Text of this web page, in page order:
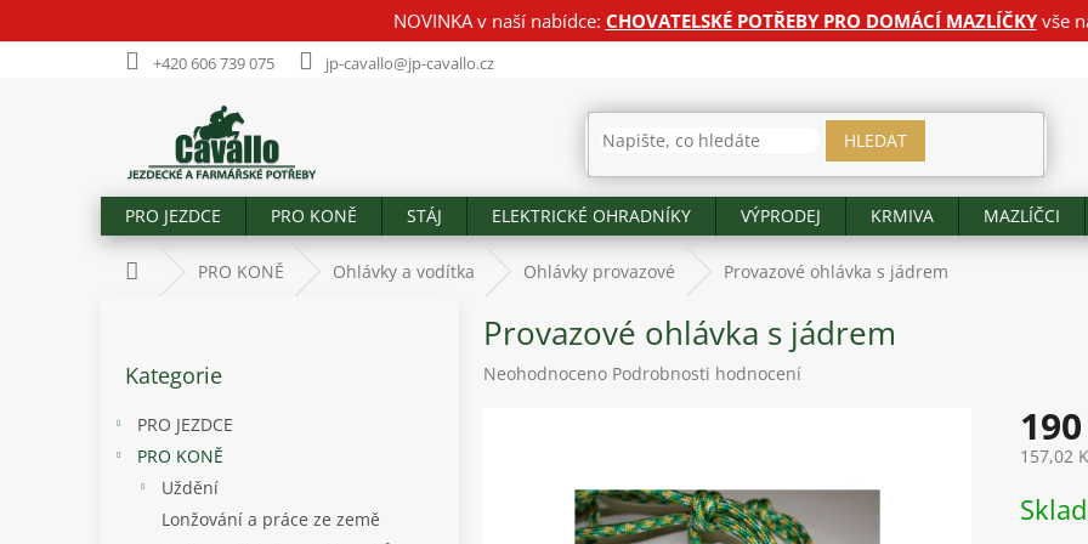
NOVINKA v naší nabídce: CHOVATELSKÉ POTŘEBY PRO DOMÁCÍ MAZLÍČKYvše
+420 606 739 075 jp-cavallo@jp-cavallo.cz
HLEDAT
PRO JEZDCE PRO KONĚ STÁJ ELEKTRICKÉ OHRADNÍKY VÝPRODEJ KRMIVA MAZLÍČCI
Domů PRO KONĚ Ohlávky a vodítka Ohlávky provazové Provazové ohlávka s jádrem
kategorie
Kategorie
PRO JEZDCE
PRO KONĚ
Uždění
Lonžování a práce ze země
Provazové ohlávka s jádrem
Průměrné
Neohodnoceno Podrobnosti hodnocení
157,02
cena: